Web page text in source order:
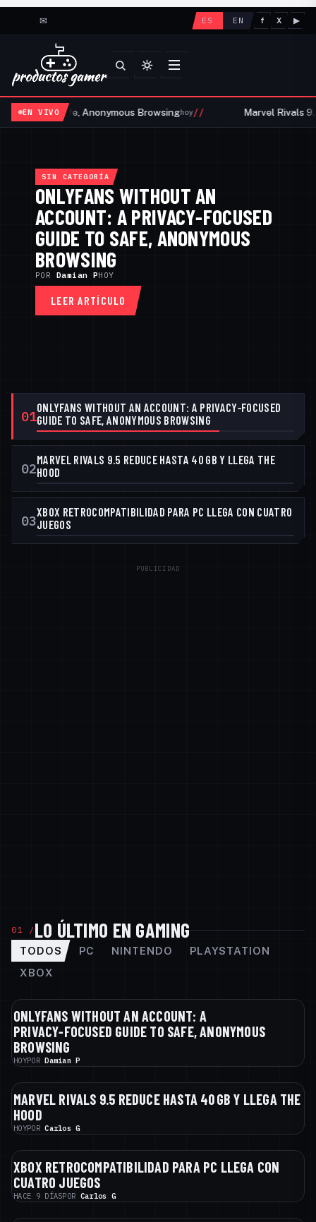
✉ ES EN f X ▶
EN VIVO
to Safe, Anonymous Browsinghoy// Marvel Rivals 9.5
SIN CATEGORÍA
ONLYFANS WITHOUT AN
ACCOUNT: A PRIVACY‑FOCUSED
GUIDE TO SAFE, ANONYMOUS
BROWSING
POR Damian PHOY
LEER ARTÍCULO
POR Carlos GHOY
POR Carlos GHACE 9 DÍAS
01
ONLYFANS WITHOUT AN ACCOUNT: A PRIVACY‑FOCUSED
GUIDE TO SAFE, ANONYMOUS BROWSING
02
MARVEL RIVALS 9.5 REDUCE HASTA 40 GB Y LLEGA THE
HOOD
03
XBOX RETROCOMPATIBILIDAD PARA PC LLEGA CON CUATRO
JUEGOS
PUBLICIDAD
01 / LO ÚLTIMO EN GAMING
TODOS PC NINTENDO
PLAYSTATION
XBOX
SIN CATEGORÍA
ONLYFANS WITHOUT AN ACCOUNT: A
PRIVACY‑FOCUSED GUIDE TO SAFE, ANONYMOUS
BROWSING
HOYPORDamian P
NOTICIAS
MARVEL RIVALS 9.5 REDUCE HASTA 40 GB Y LLEGA THE
HOOD
HOYPORCarlos G
NOTICIAS
XBOX RETROCOMPATIBILIDAD PARA PC LLEGA CON
CUATRO JUEGOS
HACE 9 DÍASPOR Carlos G